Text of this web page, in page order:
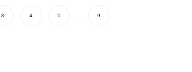
3 4 5 ... 9